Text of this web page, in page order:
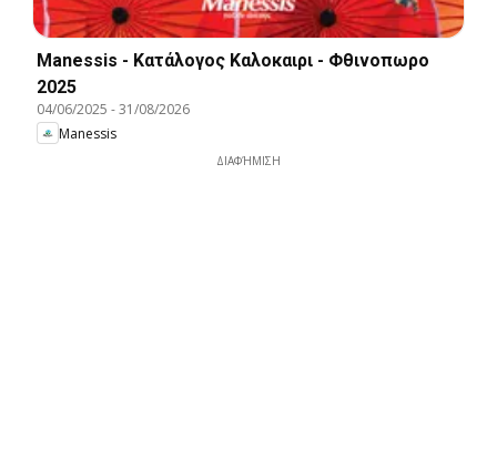
Manessis - Kατάλογος Καλοκαιρι - Φθινοπωρο
2025
04/06/2025 -31/08/2026
Manessis
ΔΙΑΦΉΜΙΣΗ